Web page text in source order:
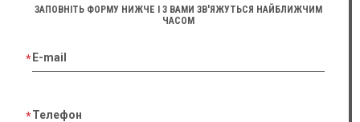
ЗАПОВНІТЬ ФОРМУ НИЖЧЕ І З ВАМИ ЗВ'ЯЖУТЬСЯ НАЙБЛИЖЧИМ
ЧАСОМ
E-mail
Телефон